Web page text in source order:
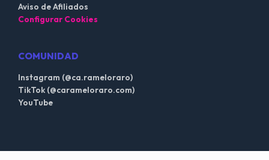
Aviso de Afiliados
Configurar Cookies
COMUNIDAD
Instagram (@ca.rameloraro)
TikTok (@carameloraro.com)
YouTube